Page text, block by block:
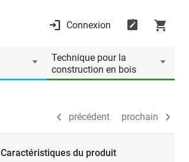
Connexion
Technique pour la
construction en bois
précédent prochain
précédent prochain
Caractéristiques du produit